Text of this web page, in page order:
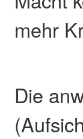
mehr
Die